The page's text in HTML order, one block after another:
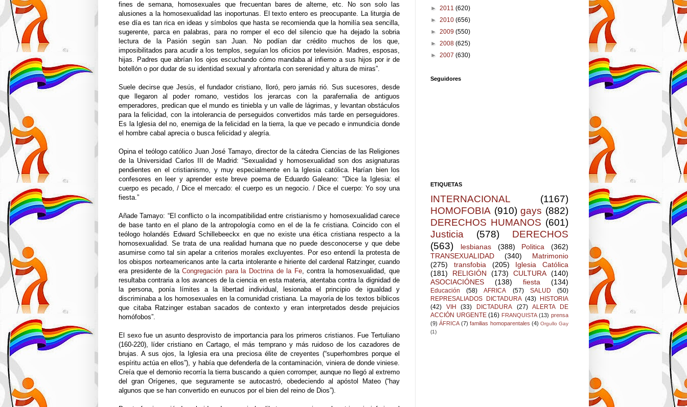
fines de semana, homosexuales que frecuentan bares de alterne, etc. No son solo las
alusiones a la homosexualidad las inoportunas. El texto entero es preocupante. La liturgia de
ese día es tan rica en ideas y símbolos que hasta se recomienda que la homilía sea sencilla,
sugerente, parca en palabras, para no romper el eco del silencio que ha dejado la sobria
lectura de la Pasión según san Juan. No podían dar crédito muchos de los que,
imposibilitados para acudir a los templos, seguían los oficios por televisión. Madres, esposas,
hijas. Padres que abrían los ojos escuchando cómo mandaba al infierno a sus hijos por ir de
botellón o por dudar de su identidad sexual y afrontarla con serenidad y altura de miras”.
Suele decirse que Jesús, el fundador cristiano, lloró, pero jamás rió. Sus sucesores, desde
que llegaron al poder romano, vestidos los jerarcas con la parafernalia de antiguos
emperadores, predican que el mundo es tiniebla y un valle de lágrimas, y levantan obstáculos
para la felicidad, con la intolerancia de perseguidos convertidos más tarde en perseguidores.
Es la Iglesia del no, enemiga de la felicidad en la tierra, la que ve pecado e inmundicia donde
el hombre cabal aprecia o busca felicidad y alegría.
Opina el teólogo católico Juan José Tamayo, director de la cátedra Ciencias de las Religiones
de la Universidad Carlos III de Madrid: “Sexualidad y homosexualidad son dos asignaturas
pendientes en el cristianismo, y muy especialmente en la Iglesia católica. Harían bien los
confesores en leer y aprender este breve poema de Eduardo Galeano: "Dice la Iglesia: el
cuerpo es pecado, / Dice el mercado: el cuerpo es un negocio. / Dice el cuerpo: Yo soy una
fiesta.”
Añade Tamayo: “El conflicto o la incompatibilidad entre cristianismo y homosexualidad carece
de base tanto en el plano de la antropología como en el de la fe cristiana. Coincido con el
teólogo holandés Edward Schillebeeckx en que no existe una ética cristiana respecto a la
homosexualidad. Se trata de una realidad humana que no puede desconocerse y que debe
asumirse como tal sin apelar a criterios morales excluyentes. Por eso entendí la protesta de
los obispos norteamericanos ante la carta intolerante e hiriente del cardenal Ratzinger, cuando
era presidente de laCongregación para la Doctrina de la Fe, contra la homosexualidad, que
resultaba contraria a los avances de la ciencia en esta materia, atentaba contra la dignidad de
la persona, ponía límites a la libertad individual, lesionaba el principio de igualdad y
discriminaba a los homosexuales en la comunidad cristiana. La mayoría de los textos bíblicos
que citaba Ratzinger estaban sacados de contexto y eran interpretados desde prejuicios
homófobos”.
El sexo fue un asunto desprovisto de importancia para los primeros cristianos. Fue Tertuliano
(160-220), líder cristiano en Cartago, el más temprano y más ruidoso de los cazadores de
brujas. A sus ojos, la Iglesia era una preciosa élite de creyentes (“superhombres porque el
espíritu actúa en ellos”), y había que defenderla de la contaminación, viniera de donde viniese.
Creía que el demonio recorría la tierra buscando a quien corromper, aunque no llegó al extremo
del gran Orígenes, que seguramente se autocastró, obedeciendo al apóstol Mateo (“hay
algunos que se han convertido en eunucos por el bien del reino de Dios”).
► 2011 (620)
► 2010 (656)
► 2009 (550)
► 2008 (625)
► 2007 (630)
Seguidores
ETIQUETAS
INTERNACIONAL
(1167)
HOMOFOBIA (910) gays (882)
DERECHOS HUMANOS (601)
Justicia
(578)
DERECHOS
(563)
lesbianas (388) Politica
(362)
TRANSEXUALIDAD
(340)
Matrimonio
(275)
transfobia (205)
Iglesia Católica
(181)
RELIGIÓN (173) CULTURA (140)
ASOCIACIÓNES
(138) fiesta (134)
Educación (58) AFRICA (57) SALUD
(50)
REPRESALIADOS DICTADURA (43) HISTORIA
(42)
VIH (33) DICTADURA (27)
ALERTA DE
ACCIÓN URGENTE (16) FRANQUISTA (13) prensa
(9) ÁFRICA (7) familias homoparentales (4) Orgullo Gay
(1)